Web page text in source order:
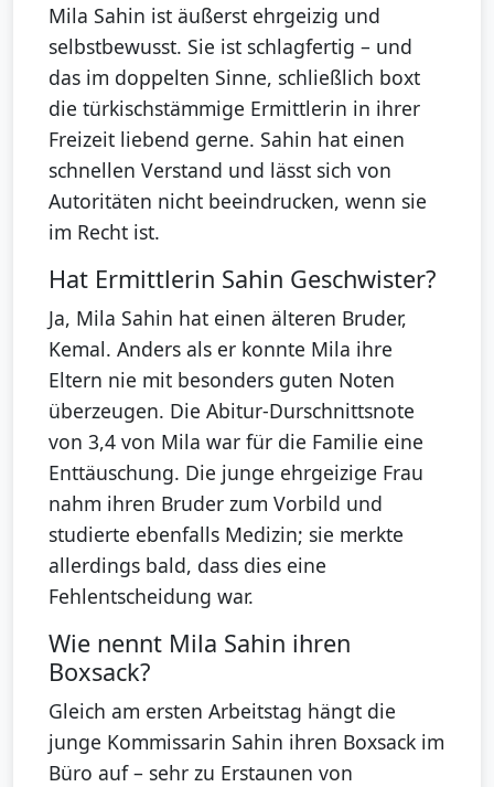
Mila Sahin ist äußerst ehrgeizig und
selbstbewusst. Sie ist schlagfertig – und
das im doppelten Sinne, schließlich boxt
die türkischstämmige Ermittlerin in ihrer
Freizeit liebend gerne. Sahin hat einen
schnellen Verstand und lässt sich von
Autoritäten nicht beeindrucken, wenn sie
im Recht ist.
Hat Ermittlerin Sahin Geschwister?
Ja, Mila Sahin hat einen älteren Bruder,
Kemal. Anders als er konnte Mila ihre
Eltern nie mit besonders guten Noten
überzeugen. Die Abitur-Durschnittsnote
von 3,4 von Mila war für die Familie eine
Enttäuschung. Die junge ehrgeizige Frau
nahm ihren Bruder zum Vorbild und
studierte ebenfalls Medizin; sie merkte
allerdings bald, dass dies eine
Fehlentscheidung war.
Wie nennt Mila Sahin ihren
Boxsack?
Gleich am ersten Arbeitstag hängt die
junge Kommissarin Sahin ihren Boxsack im
Büro auf – sehr zu Erstaunen von